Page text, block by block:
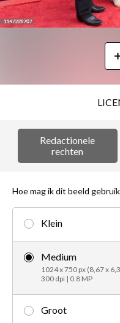
Redactionele
rechten
Hoe mag ik dit beeld
Klein
Medium
1024 x 750 px (8,67 x
300 dpi | 0.8 MP
Groot